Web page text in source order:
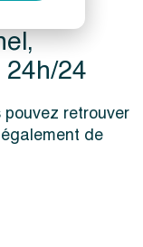
24
pouvez retrouver
de